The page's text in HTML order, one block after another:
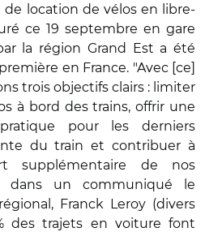
de location de vélos en libre-
ce 19 septembre en gare
la région Grand Est a été
en France. "Avec [ce]
trois objectifs clairs : limiter
à bord des trains, offrir une
pour les derniers
du train et contribuer à
supplémentaire de nos
dans un communiqué le
Franck Leroy (divers
des trajets en voiture font